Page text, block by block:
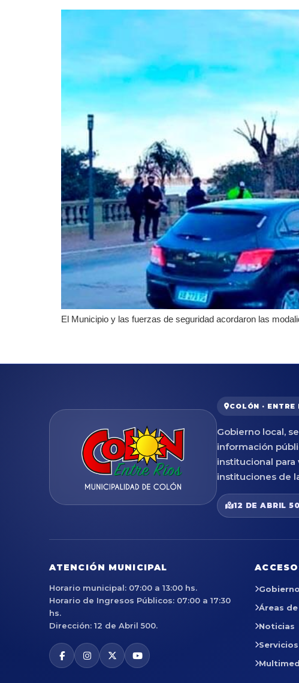
El Municipio y las fuerzas de seguridad acordaron las
COLÓN · ENTRE
Gobierno local,
información
institucional para
instituciones de
12 DE ABRIL
ATENCIÓN MUNICIPAL
Horario municipal: 07:00 a 13:00 hs.
Horario de Ingresos Públicos: 07:00 a 17:30
hs.
Dirección: 12 de Abril 500.
Gobierno
Áreas
Noticias
Servicios